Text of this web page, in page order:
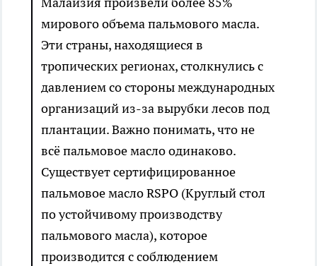
мирового объема пальмового масла.
Эти страны, находящиеся в
тропических регионах, столкнулись с
давлением со стороны международных
организаций из-за вырубки лесов под
плантации. Важно понимать, что не
всё пальмовое масло одинаково.
Существует сертифицированное
пальмовое масло RSPO (Круглый стол
по устойчивому производству
пальмового масла), которое
производится с соблюдением